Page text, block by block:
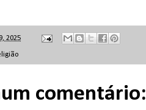
2025
comentário: